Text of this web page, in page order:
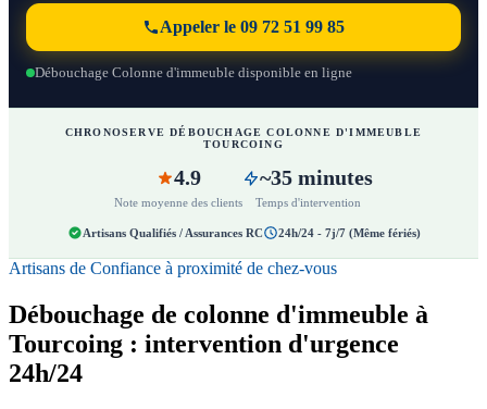
Appeler le 09 72 51 99 85
Débouchage Colonne d'immeuble disponible en ligne
CHRONOSERVE DÉBOUCHAGE COLONNE D'IMMEUBLE
TOURCOING
4.9
Note moyenne des clients
~35 minutes
Temps d'intervention
Artisans Qualifiés / Assurances RC 24h/24 - 7j/7 (Même fériés)
Artisans de Confiance à proximité de chez-vous
Débouchage de colonne d'immeuble à
Tourcoing : intervention d'urgence
24h/24